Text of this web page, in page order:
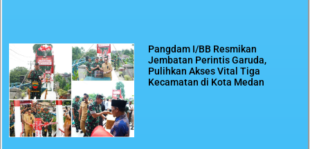
Pangdam I/BB Resmikan
Jembatan Perintis Garuda,
Pulihkan Akses Vital Tiga
Kecamatan di Kota Medan